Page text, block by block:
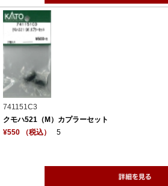
741151C3
クモハ521（M）カプラーセット
¥550 （税込）
5